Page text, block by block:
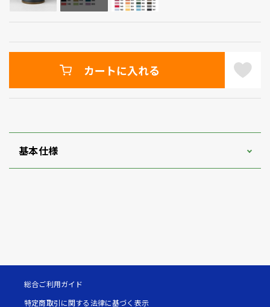
カートに入れる
基本仕様
総合ご利用ガイド
特定商取引に関する法律に基づく表示